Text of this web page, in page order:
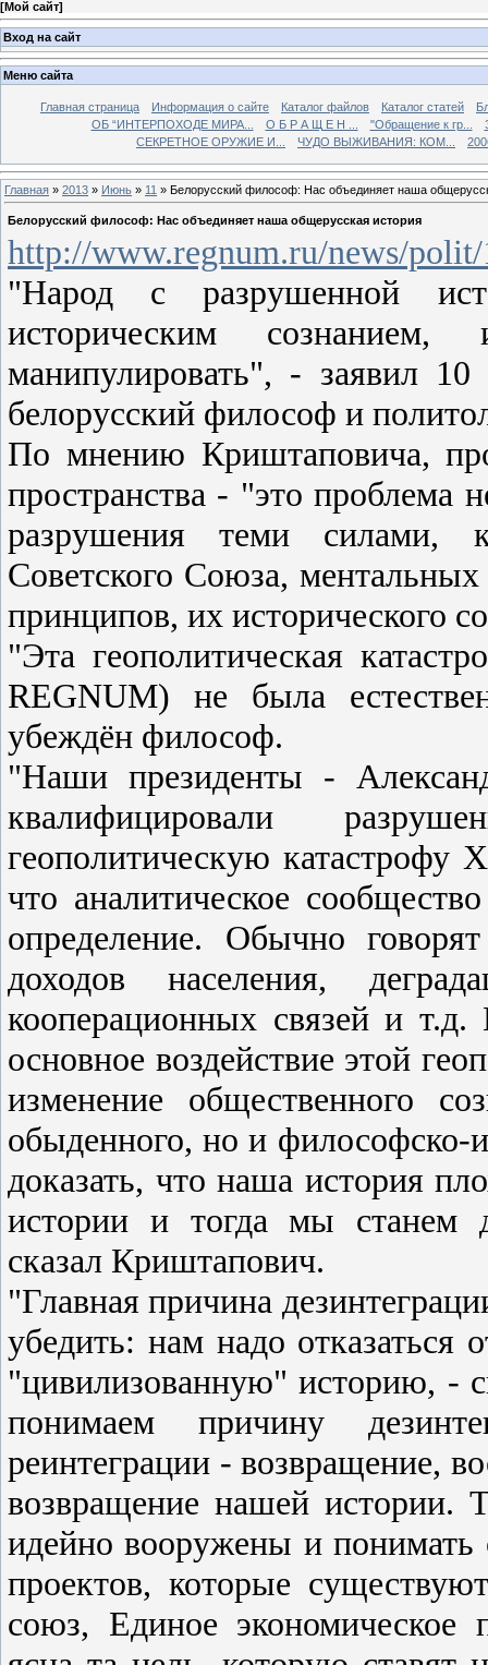
[Мой сайт]
Вход на сайт
Меню сайта
Главная страница Информация о сайте Каталог файлов Каталог статей
ОБ “ИНТЕРПОХОДЕ МИРА...
О Б Р А Щ Е Н ... "Обращение к гр...
СЕКРЕТНОЕ ОРУЖИЕ И...
ЧУДО ВЫЖИВАНИЯ: КОМ...
Главная » 2013 » Июнь » 11 » Белорусский философ: Нас объединяет наша
Белорусский философ: Нас объединяет наша общерусская история
http://www.regnum.ru/news/
"Народ с разрушенной
историческим
манипулировать", - заявил
белорусский философ и
По мнению Криштаповича,
пространства - "это проблема
разрушения теми силами,
Советского Союза,
принципов, их исторического
"Эта геополитическая
REGNUM) не была
убеждён философ.
"Наши президенты -
квалифицировали
геополитическую катастрофу
что аналитическое
определение. Обычно
доходов населения,
кооперационных связей и
основное воздействие этой
изменение общественного
обыденного, но и философско-
доказать, что наша история
истории и тогда мы станем
сказал Криштапович.
"Главная причина
убедить: нам надо отказаться
"цивилизованную" историю, -
понимаем причину
реинтеграции - возвращение,
возвращение нашей истории.
идейно вооружены и
проектов, которые
союз, Единое экономическое